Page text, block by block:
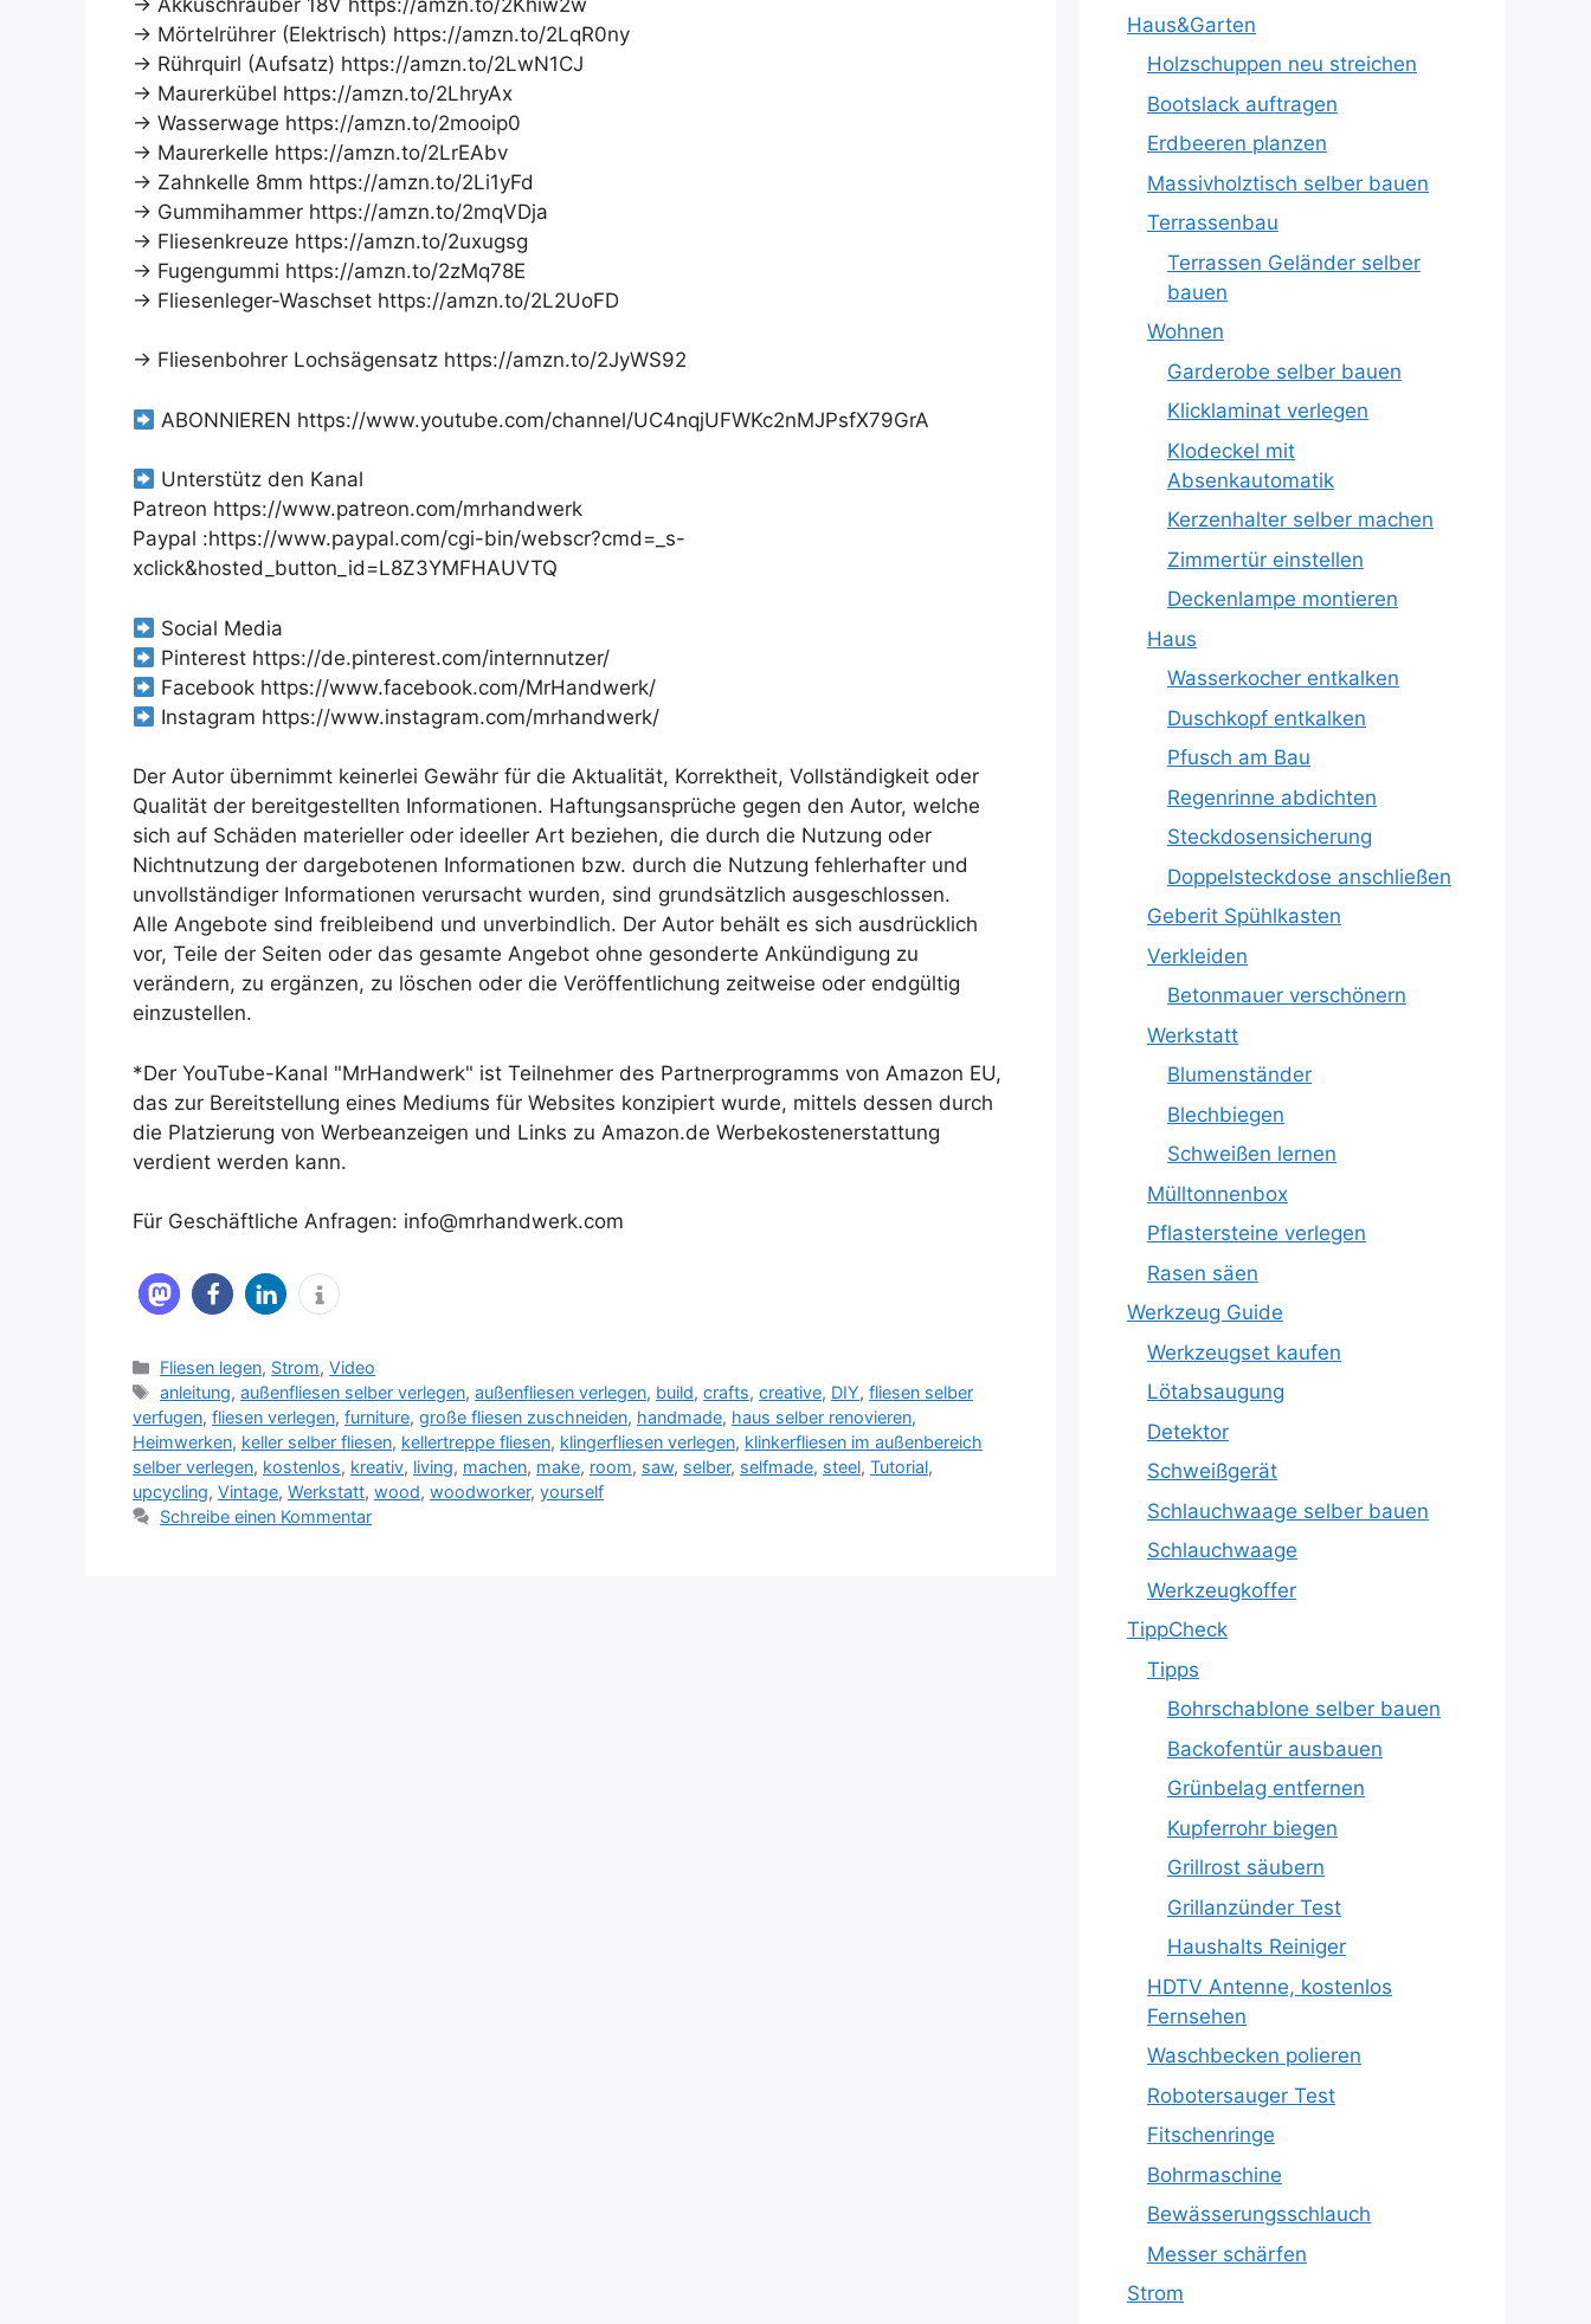
→ Mörtelrührer (Elektrisch) https://amzn.to/2LqR0ny
→ Rührquirl (Aufsatz) https://amzn.to/2LwN1CJ
→ Maurerkübel https://amzn.to/2LhryAx
→ Wasserwage https://amzn.to/2mooip0
→ Maurerkelle https://amzn.to/2LrEAbv
→ Zahnkelle 8mm https://amzn.to/2Li1yFd
→ Gummihammer https://amzn.to/2mqVDja
→ Fliesenkreuze https://amzn.to/2uxugsg
→ Fugengummi https://amzn.to/2zMq78E
→ Fliesenleger-Waschset https://amzn.to/2L2UoFD
→ Fliesenbohrer Lochsägensatz https://amzn.to/2JyWS92
ABONNIEREN https://www.youtube.com/channel/UC4nqjUFWKc2nMJPsfX79GrA
Unterstütz den Kanal
Patreon https://www.patreon.com/mrhandwerk
Paypal :https://www.paypal.com/cgi-bin/webscr?cmd=_s-
xclick&hosted_button_id=L8Z3YMFHAUVTQ
Social Media
Pinterest https://de.pinterest.com/internnutzer/
Facebook https://www.facebook.com/MrHandwerk/
Instagram https://www.instagram.com/mrhandwerk/
Der Autor übernimmt keinerlei Gewähr für die Aktualität, Korrektheit, Vollständigkeit oder
Qualität der bereitgestellten Informationen. Haftungsansprüche gegen den Autor, welche
sich auf Schäden materieller oder ideeller Art beziehen, die durch die Nutzung oder
Nichtnutzung der dargebotenen Informationen bzw. durch die Nutzung fehlerhafter und
unvollständiger Informationen verursacht wurden, sind grundsätzlich ausgeschlossen.
Alle Angebote sind freibleibend und unverbindlich. Der Autor behält es sich ausdrücklich
vor, Teile der Seiten oder das gesamte Angebot ohne gesonderte Ankündigung zu
verändern, zu ergänzen, zu löschen oder die Veröffentlichung zeitweise oder endgültig
einzustellen.
*Der YouTube-Kanal "MrHandwerk" ist Teilnehmer des Partnerprogramms von Amazon EU,
das zur Bereitstellung eines Mediums für Websites konzipiert wurde, mittels dessen durch
die Platzierung von Werbeanzeigen und Links zu Amazon.de Werbekostenerstattung
verdient werden kann.
Für Geschäftliche Anfragen: info@mrhandwerk.com
Kategorien
Fliesen legen, Strom,Video
Schlagwörter
anleitung,außenfliesen selber verlegen,außenfliesen verlegen, build,crafts,creative, DIY,fliesen selber
verfugen, fliesen verlegen, furniture, große fliesen zuschneiden, handmade, haus selber renovieren,
Heimwerken, keller selber fliesen, kellertreppe fliesen, klingerfliesen verlegen, klinkerfliesen im außenbereich
selber verlegen, kostenlos, kreativ, living, machen, make, room, saw, selber, selfmade, steel, Tutorial,
upcycling, Vintage, Werkstatt, wood, woodworker, yourself
Schreibe einen Kommentar
Haus&Garten
Holzschuppen neu streichen
Bootslack auftragen
Erdbeeren planzen
Massivholztisch selber bauen
Terrassenbau
Terrassen Geländer selber
bauen
Wohnen
Garderobe selber bauen
Klicklaminat verlegen
Klodeckel mit
Absenkautomatik
Kerzenhalter selber machen
Zimmertür einstellen
Deckenlampe montieren
Haus
Wasserkocher entkalken
Duschkopf entkalken
Pfusch am Bau
Regenrinne abdichten
Steckdosensicherung
Doppelsteckdose anschließen
Geberit Spühlkasten
Verkleiden
Betonmauer verschönern
Werkstatt
Blumenständer
Blechbiegen
Schweißen lernen
Mülltonnenbox
Pflastersteine verlegen
Rasen säen
Werkzeug Guide
Werkzeugset kaufen
Lötabsaugung
Detektor
Schweißgerät
Schlauchwaage selber bauen
Schlauchwaage
Werkzeugkoffer
TippCheck
Tipps
Bohrschablone selber bauen
Backofentür ausbauen
Grünbelag entfernen
Kupferrohr biegen
Grillrost säubern
Grillanzünder Test
Haushalts Reiniger
HDTV Antenne, kostenlos
Fernsehen
Waschbecken polieren
Robotersauger Test
Fitschenringe
Bohrmaschine
Bewässerungsschlauch
Messer schärfen
Strom